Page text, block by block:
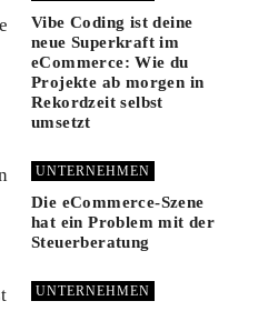
Vibe Coding ist deine
neue Superkraft im
eCommerce: Wie du
Projekte ab morgen in
Rekordzeit selbst
umsetzt
UNTERNEHMEN
Die eCommerce-Szene
hat ein Problem mit der
Steuerberatung
UNTERNEHMEN